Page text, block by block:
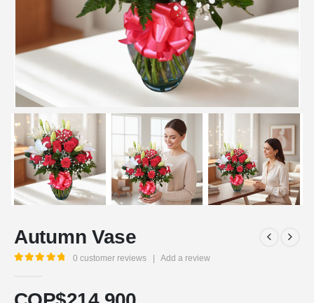
Autumn Vase
0 customer reviews Add a review